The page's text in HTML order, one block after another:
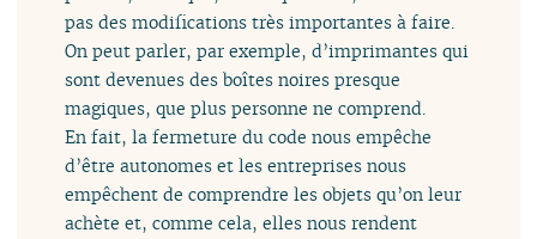
pas des modifications très importantes à faire.
On peut parler, par exemple, d’imprimantes qui
sont devenues des boîtes noires presque
magiques, que plus personne ne comprend.
En fait, la fermeture du code nous empêche
d’être autonomes et les entreprises nous
empêchent de comprendre les objets qu’on leur
achète et, comme cela, elles nous rendent